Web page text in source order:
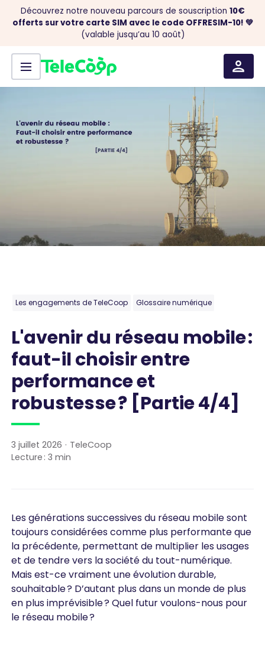
Découvrez notre nouveau parcours de souscription 10€
offerts sur votre carte SIM avec le code OFFRESIM-10! 💚
(valable jusqu’au 10 août)
Aller au contenu
Menu
L'avenir du réseau mobile :
faut-il choisir entre
performance et
robustesse ? [Partie 4/4]
Les engagements de TeleCoop Glossaire numérique
3 juillet 2026 · TeleCoop
Lecture :3min
Les générations successives du réseau mobile sont
toujours considérées comme plus performante que
la précédente, permettant de multiplier les usages
et de tendre vers la société du tout-numérique.
Mais est-ce vraiment une évolution durable,
souhaitable ? D’autant plus dans un monde de plus
en plus imprévisible ? Quel futur voulons-nous pour
le réseau mobile ?